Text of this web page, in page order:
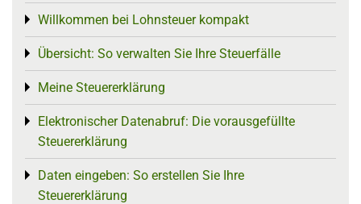
Willkommen bei Lohnsteuer kompakt
Toggle menu
Übersicht: So verwalten Sie Ihre Steuerfälle
Toggle menu
Meine Steuererklärung
Toggle menu
Elektronischer Datenabruf: Die vorausgefüllte
Steuererklärung
Toggle menu
Daten eingeben: So erstellen Sie Ihre
Steuererklärung
Toggle menu